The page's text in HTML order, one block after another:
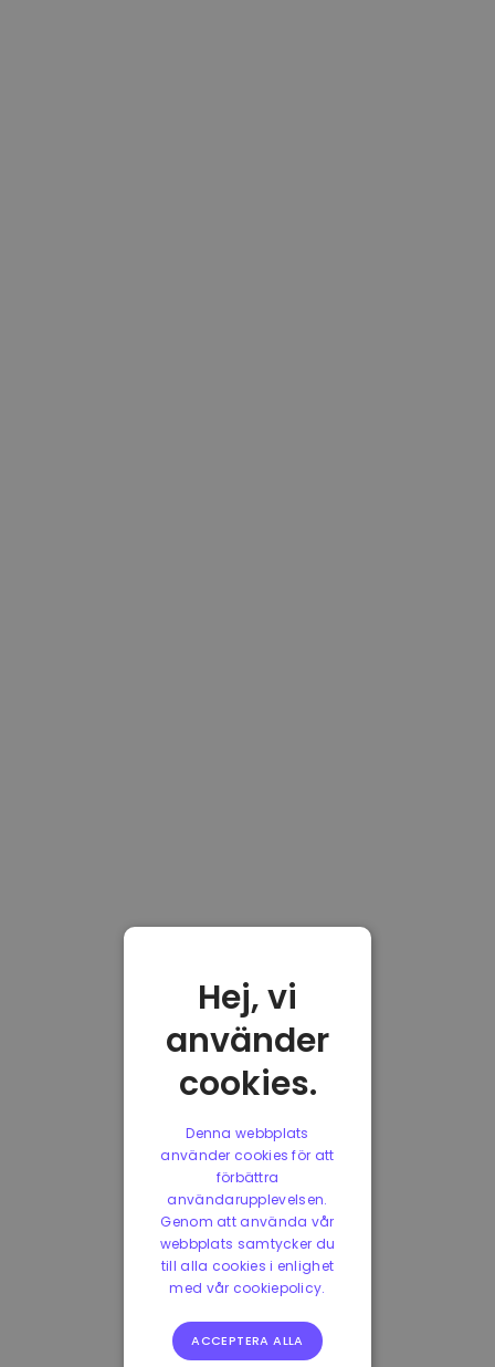
Hej, vi
använder
cookies.
Denna webbplats
använder cookies för att
förbättra
användarupplevelsen.
Genom att använda vår
webbplats samtycker du
till alla cookies i enlighet
med vår cookiepolicy.
ACCEPTERA ALLA